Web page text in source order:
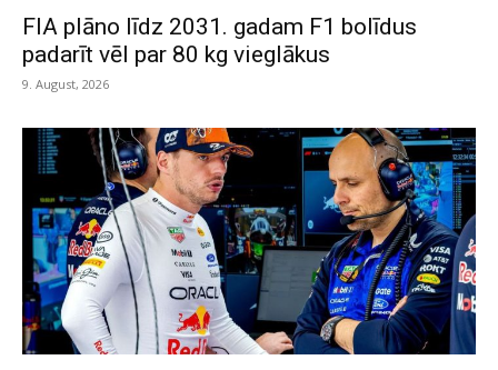
FIA plāno līdz 2031. gadam F1 bolīdus
padarīt vēl par 80 kg vieglākus
9. August, 2026